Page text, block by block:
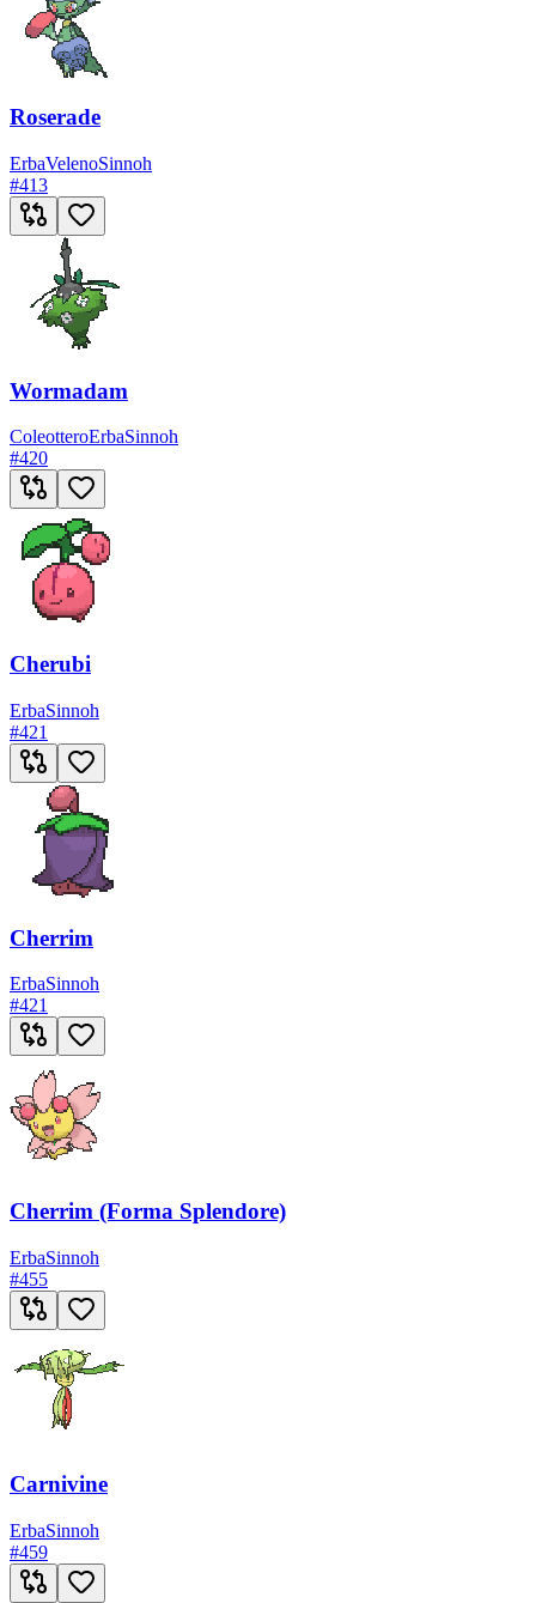
Roserade
ErbaVelenoSinnoh
#413
Wormadam
ColeotteroErbaSinnoh
#420
Cherubi
ErbaSinnoh
#421
Cherrim
ErbaSinnoh
#421
Cherrim (Forma Splendore)
ErbaSinnoh
#455
Carnivine
ErbaSinnoh
#459